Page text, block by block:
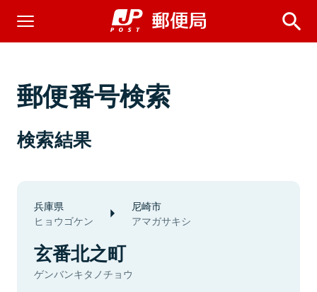
郵便番号検索
検索結果
兵庫県
ヒョウゴケン
尼崎市
アマガサキシ
玄番北之町
ゲンバンキタノチョウ